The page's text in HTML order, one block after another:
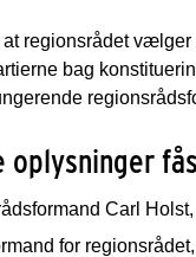
at regionsrådet
bag
oplysninger
Carl
for